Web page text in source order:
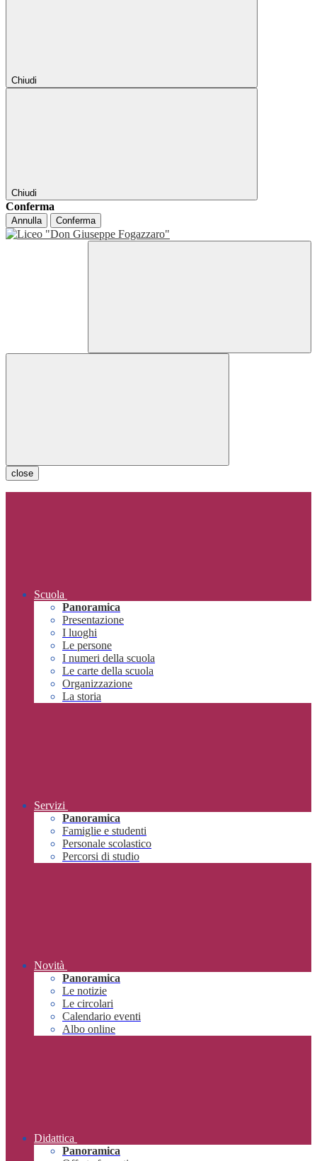
Chiudi
Chiudi
Conferma
Annulla Conferma
close
Scuola
Panoramica
Presentazione
I luoghi
Le persone
I numeri della scuola
Le carte della scuola
Organizzazione
La storia
Servizi
Panoramica
Famiglie e studenti
Personale scolastico
Percorsi di studio
Novità
Panoramica
Le notizie
Le circolari
Calendario eventi
Albo online
Didattica
Panoramica